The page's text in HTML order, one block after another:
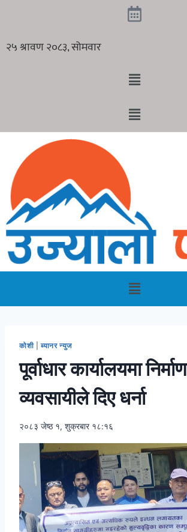
कोशी| ब्यानर न्युज
पूर्वाधार कार्यालयमा निर्माण
व्यवसायीले दिए धर्ना
२०८३ जेष्ठ १, शुक्रबार १८:१६